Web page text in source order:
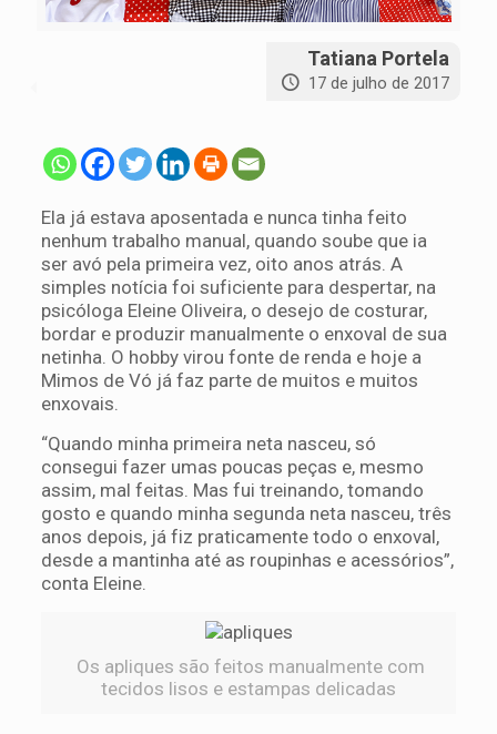
Tatiana Portela
17 de julho de 2017
Ela já estava aposentada e nunca tinha feito
nenhum trabalho manual, quando soube que ia
ser avó pela primeira vez, oito anos atrás. A
simples notícia foi suficiente para despertar, na
psicóloga Eleine Oliveira, o desejo de costurar,
bordar e produzir manualmente o enxoval de sua
netinha. O hobby virou fonte de renda e hoje a
Mimos de Vó já faz parte de muitos e muitos
enxovais.
“Quando minha primeira neta nasceu, só
consegui fazer umas poucas peças e, mesmo
assim, mal feitas. Mas fui treinando, tomando
gosto e quando minha segunda neta nasceu, três
anos depois, já fiz praticamente todo o enxoval,
desde a mantinha até as roupinhas e acessórios”,
conta Eleine.
Os apliques são feitos manualmente com
tecidos lisos e estampas delicadas